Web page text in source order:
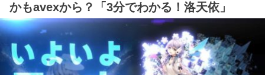
かもavexから？「3分でわかる！洛天依」